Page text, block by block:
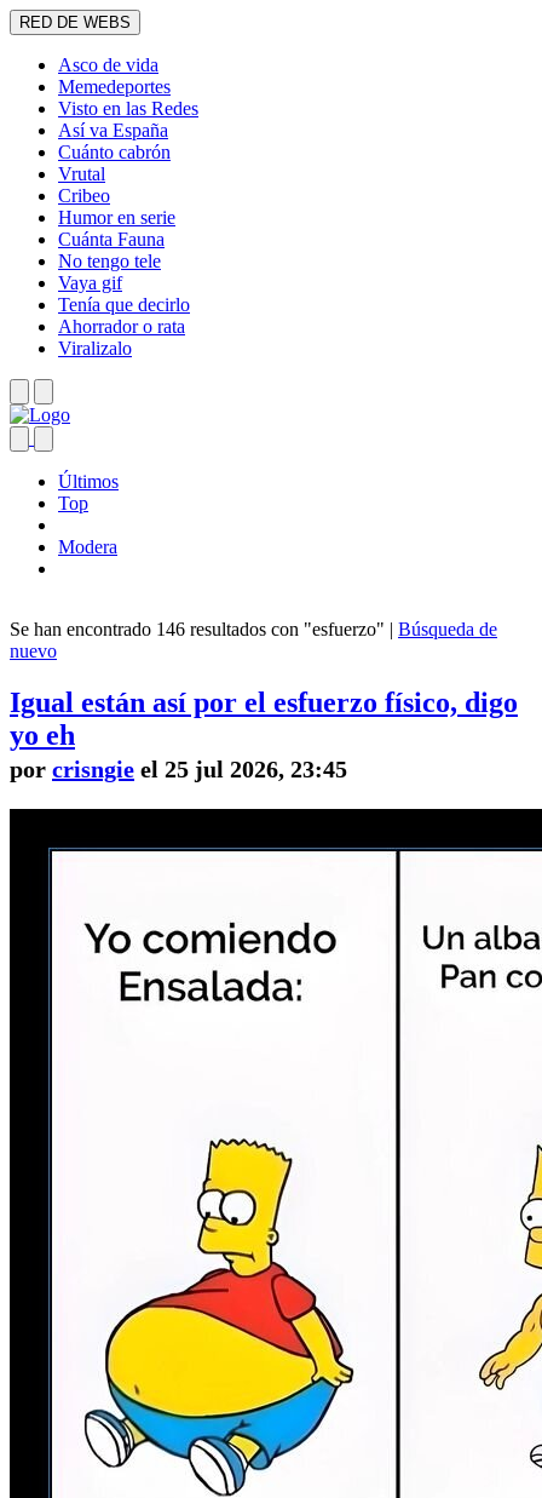
RED DE WEBS
Asco de vida
Memedeportes
Visto en las Redes
Así va España
Cuánto cabrón
Vrutal
Cribeo
Humor en serie
Cuánta Fauna
No tengo tele
Vaya gif
Tenía que decirlo
Ahorrador o rata
Viralizalo
Últimos
Top
Modera
Se han encontrado 146 resultados con "esfuerzo" | Búsqueda de
nuevo
Igual están así por el esfuerzo físico, digo
yo eh
por crisngie el 25 jul 2026, 23:45